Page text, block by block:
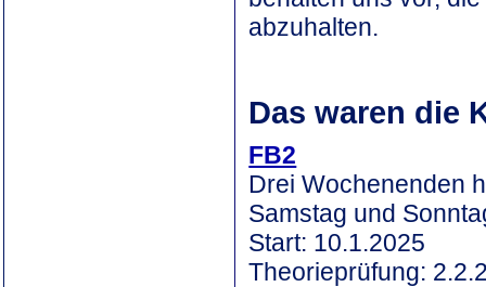
abzuhalten.
Das waren die
FB2
Drei Wochenenden
Samstag und
Start: 10.1.2025
Theorieprüfung: